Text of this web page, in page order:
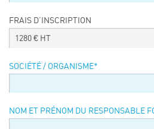
Événements
Symposium on Chain
FRENCH-CHINESE
CHEMISTRY
Contacts
FRAIS D’INSCRIPTION
1280 € HT
SOCIÉTÉ / ORGANISME*
NOM ET PRÉNOM DU RESPONSABLE